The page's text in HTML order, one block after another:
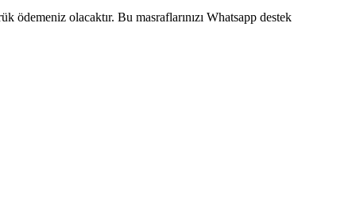
ödemeniz olacaktır. Bu masraflarınızı Whatsapp destek